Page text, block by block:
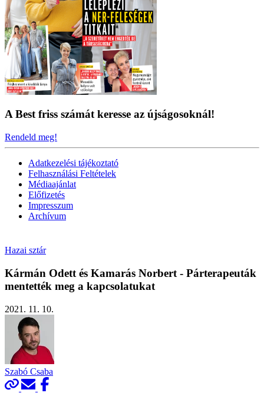
A Best friss számát keresse az újságosoknál!
Rendeld meg!
Adatkezelési tájékoztató
Felhasználási Feltételek
Médiaajánlat
Előfizetés
Impresszum
Archívum
Hazai sztár
Kármán Odett és Kamarás Norbert - Párterapeuták
mentették meg a kapcsolatukat
2021. 11. 10.
Szabó Csaba